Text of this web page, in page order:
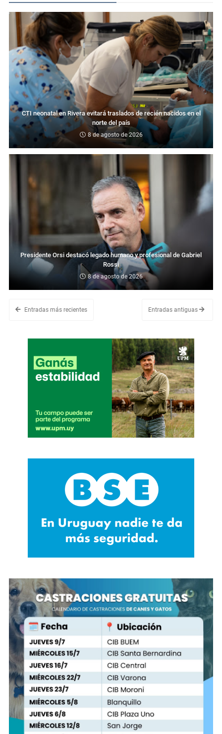
CTI neonatal en Rivera evitará traslados de recién nacidos en el
norte del país
8 de agosto de 2026
Presidente Orsi destacó legado humano y profesional de Gabriel
Rossi
8 de agosto de 2026
Entradas más recientes Entradas antiguas